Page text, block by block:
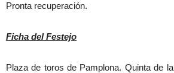
Pronta recuperación.
Ficha del Festejo
Plaza de toros de Pamplona. Quinta de